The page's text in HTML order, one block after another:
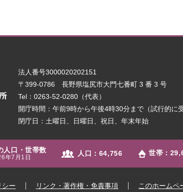
法人番号3000020202151
〒399-0786 長野県塩尻市大門七番町 3 番 3 号
Tel：0263-52-0280（代表）
開庁時間：午前9時から午後4時30分まで（試行的に
閉庁日：土曜日、日曜日、祝日、年末年始
人口・世帯数
年7月1日 人口： 64,756 世帯：
シー リンク・著作権・免責事項 このホームペ